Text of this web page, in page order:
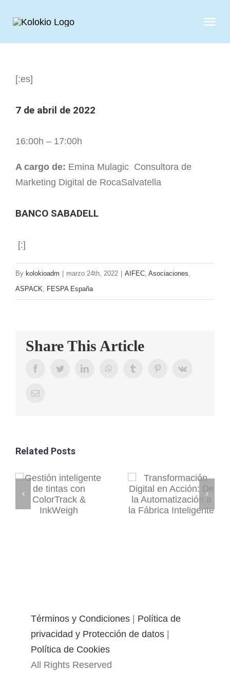
[:es]
7 de abril de 2022
16:00h – 17:00h
A cargo de: Emina Mulagic Consultora de
Marketing Digital de RocaSalvatella
BANCO SABADELL
[:]
By kolokioadm marzo 24th, 2022 AIFEC Asociaciones
ASPACK
FESPA España
Share This Article
FacebookTwitterLinkedIn WhatsAppTumblr PinterestVk
Email
Related Posts
Términos y Condiciones | Política de
privacidad y Protección de datos |
Política de Cookies
All Rights Reserved